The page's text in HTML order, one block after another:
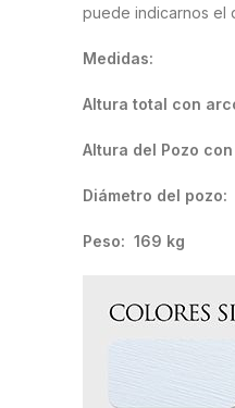
puede indicarnos el
Medidas:
Altura total con
Altura del Pozo
Diámetro del
Peso: 169 kg